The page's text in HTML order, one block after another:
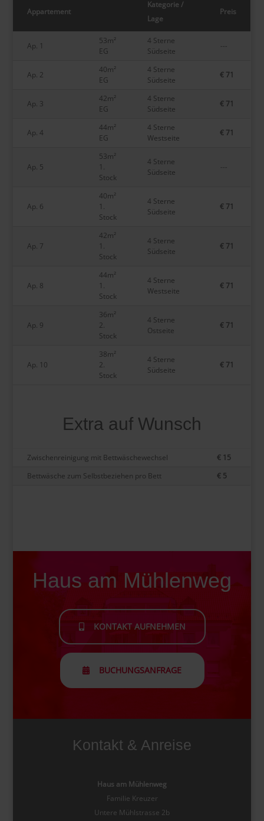
Appartement
Kategorie /
Lage
Preis
Ap. 1
53m²
EG
4 Sterne
Südseite
Ap. 2
40m²
EG
4 Sterne
Südseite
€ 71
Ap. 3
42m²
EG
4 Sterne
Südseite
€ 71
Ap. 4
44m²
EG
4 Sterne
Westseite
€ 71
Ap. 5
53m²
1.
Stock
4 Sterne
Südseite
Ap. 6
40m²
1.
Stock
4 Sterne
Südseite
€ 71
Ap. 7
42m²
1.
Stock
4 Sterne
Südseite
€ 71
Ap. 8
44m²
1.
Stock
4 Sterne
Westseite
€ 71
Ap. 9
36m²
2.
Stock
4 Sterne
Ostseite
€ 71
Ap. 10
38m²
2.
Stock
4 Sterne
Südseite
€ 71
Extra auf Wunsch
Zwischenreinigung mit Bettwäschewechsel
€ 15
Bettwäsche zum Selbstbeziehen pro Bett
€ 5
Haus am Mühlenweg
KONTAKT AUFNEHMEN
BUCHUNGSANFRAGE
Kontakt & Anreise
Haus am Mühlenweg
Familie Kreuzer
Untere Mühlstrasse 2b